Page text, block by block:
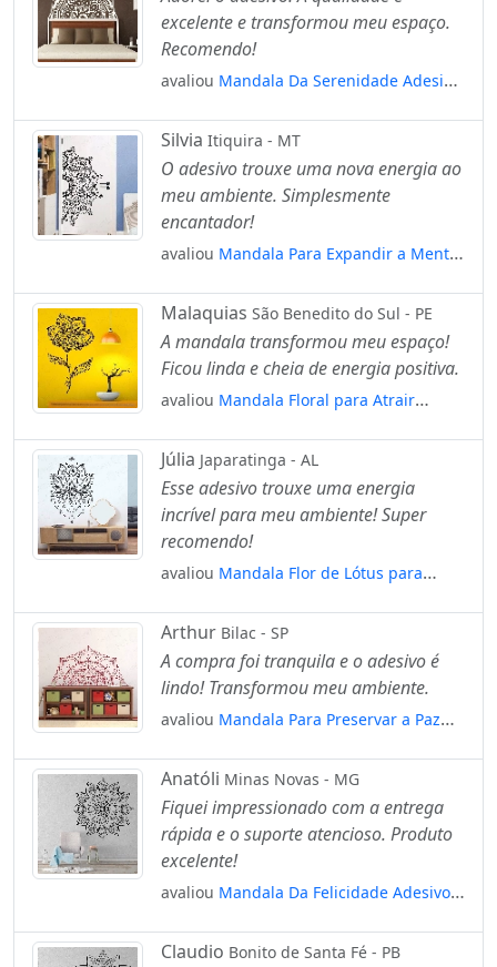
excelente e transformou meu espaço.
Recomendo!
avaliou Mandala Da Serenidade Adesivo
Sala e Vidro Mod:454
Silvia Itiquira - MT
O adesivo trouxe uma nova energia ao
meu ambiente. Simplesmente
encantador!
avaliou Mandala Para Expandir a Mente
Quarto, Sala e Vidro Mod:309
Malaquias São Benedito do Sul - PE
A mandala transformou meu espaço!
Ficou linda e cheia de energia positiva.
avaliou Mandala Floral para Atrair
para Casa, Quarto, Sala e Vidro Mod:164
Júlia Japaratinga - AL
Esse adesivo trouxe uma energia
incrível para meu ambiente! Super
recomendo!
avaliou Mandala Flor de Lótus para
Parede Decorativo para Casa, Quarto,
Sala e Vidro Mod:19
Arthur Bilac - SP
A compra foi tranquila e o adesivo é
lindo! Transformou meu ambiente.
avaliou Mandala Para Preservar a Paz
Quarto, Sala e Vidro Mod:516
Anatóli Minas Novas - MG
Fiquei impressionado com a entrega
rápida e o suporte atencioso. Produto
excelente!
avaliou Mandala Da Felicidade Adesivo
Sala e Vidro Mod:371
Claudio Bonito de Santa Fé - PB